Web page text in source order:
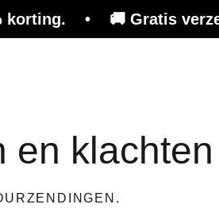
🚚 Gratis verzending
en klachten